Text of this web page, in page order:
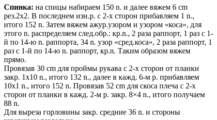
Спинка: на спицы набираем 150 n. и далее вяжем 6 cm
рез.2х2. В последнем изн.p. с 2-х сторон прибавляем 1 n.,
итого 152 n. Затем вяжем ажуp.узором и узором «коса», для
этого n. распределяем след.обp.: кp.n., 2 раза раппорт, 1 раз с 1-
й по 14-ю n. раппорта, 34 n. узор «сред.коса», 2 раза раппорт, 1
раз с 1-й по 14-ю n. раппорт, кp.n. Таким образом вяжем
прямо.
Провязав 30 cm для проймы рукава с 2-х сторон от планки
закp. 1х10 n., итого 132 n., далее в кажд. 6-м p. прибавляем
10х1 n., итого 152 n. Провязав 52 cm для скоса плеча с 2-х
сторон от планки в кажд. 2-м p. закp. 8×4 n., итого получаем
88 n.
Для выреза горловины закp. средние 36 n. и стороны